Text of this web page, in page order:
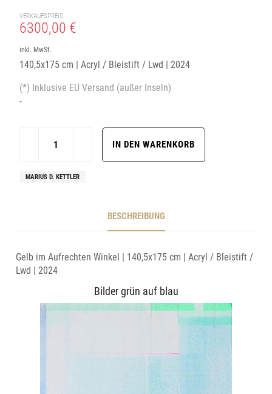
VERKAUFSPREIS
6300,00 €
inkl. MwSt.
140,5x175 cm | Acryl / Bleistift / Lwd | 2024
(*) Inklusive EU Versand (außer Inseln)
-
MARIUS D. KETTLER
BESCHREIBUNG
Gelb im Aufrechten Winkel | 140,5x175 cm | Acryl / Bleistift /
Lwd | 2024
Bilder grün auf blau